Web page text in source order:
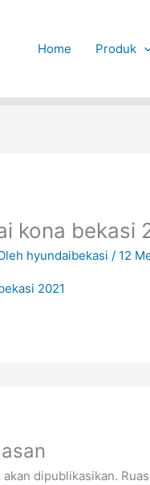
Home Produk
kona bekasi
hyundaibekasi/ 12
dipublikasikan.